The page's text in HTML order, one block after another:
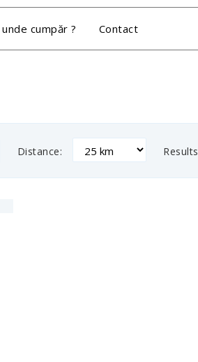
cumpăr ? Contact
Distance: Results